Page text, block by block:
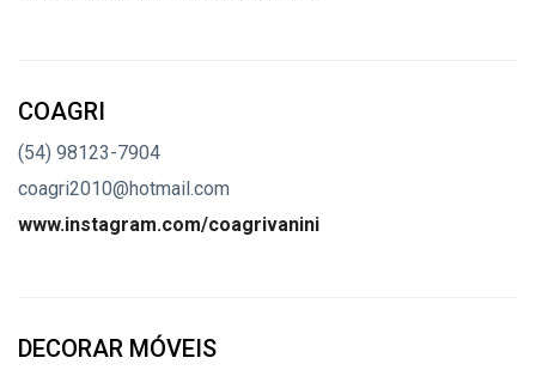
COAGRI
(54) 98123-7904
coagri2010@hotmail.com
www.instagram.com/coagrivanini
DECORAR MÓVEIS